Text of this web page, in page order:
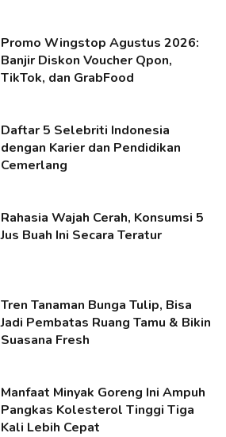
Promo Wingstop Agustus 2026:
Banjir Diskon Voucher Qpon,
TikTok, dan GrabFood
Daftar 5 Selebriti Indonesia
dengan Karier dan Pendidikan
Cemerlang
Rahasia Wajah Cerah, Konsumsi 5
Jus Buah Ini Secara Teratur
Tren Tanaman Bunga Tulip, Bisa
Jadi Pembatas Ruang Tamu & Bikin
Suasana Fresh
Manfaat Minyak Goreng Ini Ampuh
Pangkas Kolesterol Tinggi Tiga
Kali Lebih Cepat